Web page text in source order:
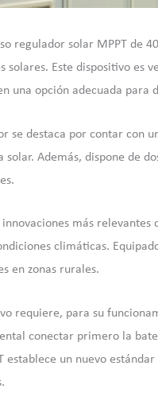
regulador solar MPPT de
solares. Este dispositivo es
una opción adecuada para
se destaca por contar con
solar. Además, dispone de
innovaciones más
climáticas.
en zonas rurales.
requiere, para su
conectar primero la
establece un nuevo